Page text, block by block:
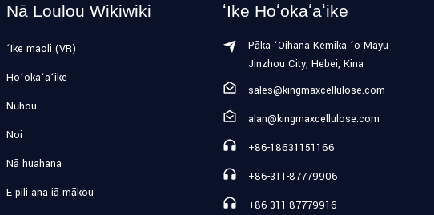
Nā Loulou Wikiwiki
ʻIke maoli (VR)
Hoʻokaʻaʻike
Nūhou
Noi
Nā huahana
E pili ana iā mākou
ʻIke Hoʻokaʻaʻike
Pāka ʻOihana Kemika ʻo Mayu
Jinzhou City, Hebei, Kina
sales@kingmaxcellulose.com
alan@kingmaxcellulose.com
+86-18631151166
+86-311-87779906
+86-311-87779916